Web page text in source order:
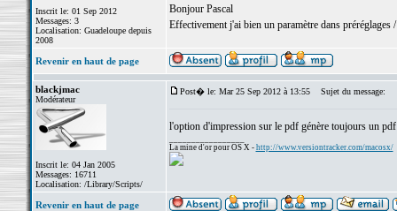
Inscrit le: 01 Sep 2012
Messages: 3
Localisation: Guadeloupe depuis
2008
Bonjour Pascal
Effectivement j'ai bien un paramètre dans
Revenir en haut de page
blackjmac
Modérateur
Inscrit le: 04 Jan 2005
Messages: 16711
Localisation: /Library/Scripts/
Post� le: Mar 25 Sep 2012 à 13:55 Sujet du message:
l'option d'impression sur le pdf génère toujours un
La mine d'or pour OS X - http://www.versiontracker.com/macosx/
Revenir en haut de page